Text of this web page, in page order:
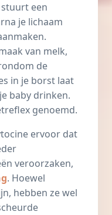
een
je lichaam
van melk,
de
in je borst laat
baby drinken.
genoemd.
ervoor dat
veroorzaken,
. Hoewel
hebben ze wel